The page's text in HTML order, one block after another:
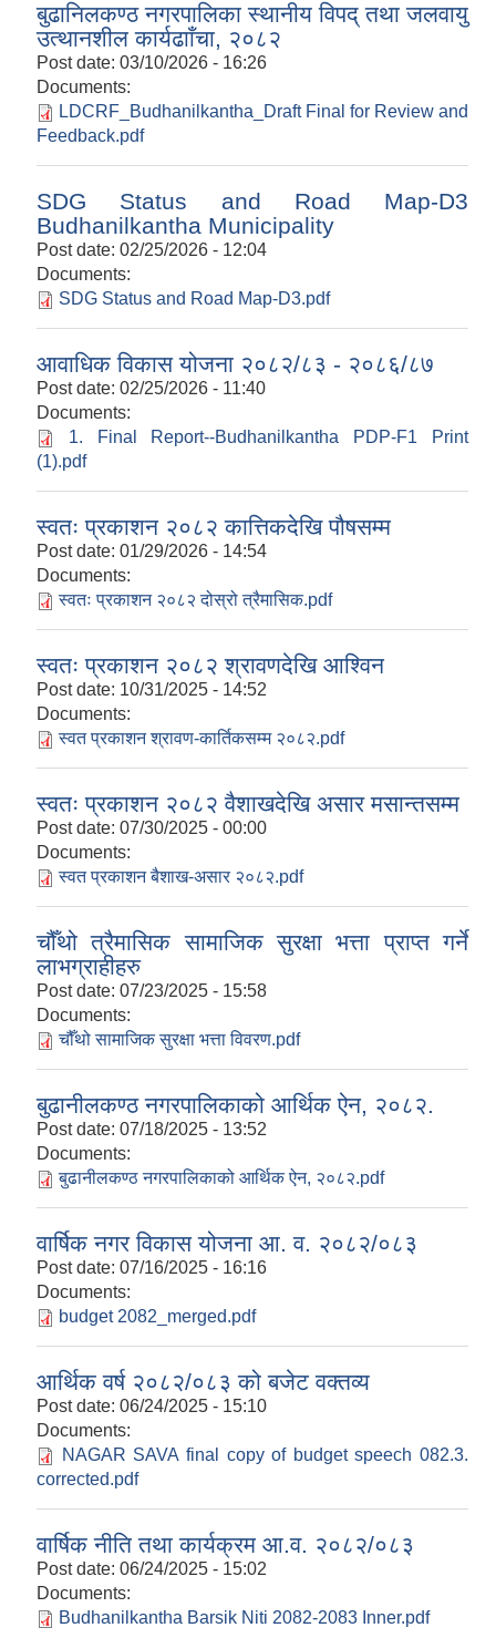
बुढानिलकण्ठ नगरपालिका स्थानीय विपद् तथा जलवायु
उत्थानशील कार्यढााँचा, २०८२
Post date: 03/10/2026 - 16:26
Documents:
LDCRF_Budhanilkantha_Draft Final for Review and
Feedback.pdf
SDG Status and Road Map-D3
Budhanilkantha Municipality
Post date: 02/25/2026 - 12:04
Documents:
SDG Status and Road Map-D3.pdf
आवाधिक विकास योजना २०८२/८३ - २०८६/८७
Post date: 02/25/2026 - 11:40
Documents:
1. Final Report--Budhanilkantha PDP-F1 Print
(1).pdf
स्वतः प्रकाशन २०८२ कात्तिकदेखि पौषसम्म
Post date: 01/29/2026 - 14:54
Documents:
स्वतः प्रकाशन २०८२ दोस्रो त्रैमासिक.pdf
स्वतः प्रकाशन २०८२ श्रावणदेखि आश्‍विन
Post date: 10/31/2025 - 14:52
Documents:
स्वत प्रकाशन श्रावण-कार्तिकसम्म २०८२.pdf
स्वतः प्रकाशन २०८२ वैशाखदेखि असार मसान्तसम्म
Post date: 07/30/2025 - 00:00
Documents:
स्वत प्रकाशन बैशाख-असार २०८२.pdf
चौँथो त्रैमासिक सामाजिक सुरक्षा भत्ता प्राप्त गर्ने
लाभग्राहीहरु
Post date: 07/23/2025 - 15:58
Documents:
चौँथो सामाजिक सुरक्षा भत्ता विवरण.pdf
बुढानीलकण्ठ नगरपालिकाको आर्थिक ऐन, २०८२.
Post date: 07/18/2025 - 13:52
Documents:
बुढानीलकण्ठ नगरपालिकाको आर्थिक ऐन, २०८२.pdf
वार्षिक नगर विकास योजना आ. व. २०८२/०८३
Post date: 07/16/2025 - 16:16
Documents:
budget 2082_merged.pdf
आर्थिक वर्ष २०८२/०८३ को बजेट वक्तव्य
Post date: 06/24/2025 - 15:10
Documents:
NAGAR SAVA final copy of budget speech 082.3.
corrected.pdf
वार्षिक नीति तथा कार्यक्रम आ.व. २०८२/०८३
Post date: 06/24/2025 - 15:02
Documents:
Budhanilkantha Barsik Niti 2082-2083 Inner.pdf